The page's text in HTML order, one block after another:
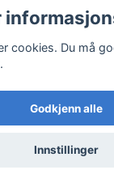
© 2026 Dippy.no
cookies. Du må
Godkjenn alle
Innstillinger